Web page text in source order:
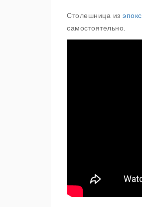
Столешница из
самостоятельно.